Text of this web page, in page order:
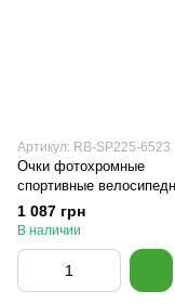
Артикул: RB-SP225-6523
Очки фотохромные
спортивные
ROCKBROS SP225
1 087 грн
В наличии